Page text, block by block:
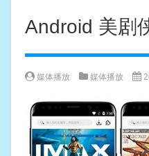
Android 美剧
媒体播放 媒体播放